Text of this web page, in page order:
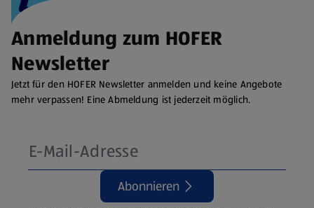
Anmeldung zum HOFER
Newsletter
Jetzt für den HOFER Newsletter anmelden und keine Angebote
mehr verpassen! Eine Abmeldung ist jederzeit möglich.
Abonnieren